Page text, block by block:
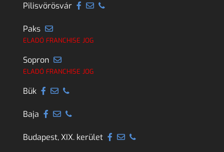
Pilisvörösvár
Paks
ELADÓ FRANCHISE JOG
Sopron
ELADÓ FRANCHISE JOG
Bük
Baja
Budapest, XIX. kerület